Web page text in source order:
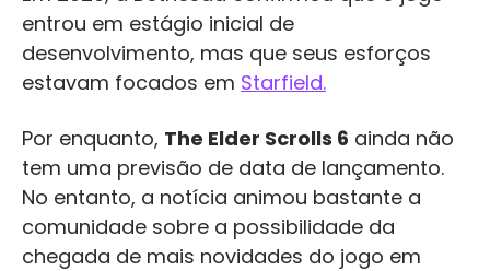
entrou em estágio inicial de
desenvolvimento, mas que seus esforços
estavam focados em Starfield.
Por enquanto, The Elder Scrolls 6 ainda não
tem uma previsão de data de lançamento.
No entanto, a notícia animou bastante a
comunidade sobre a possibilidade da
chegada de mais novidades do jogo em